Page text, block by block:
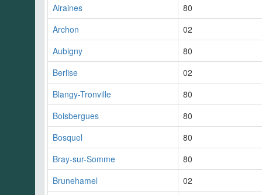
Airaines
80
Archon
02
Aubigny
80
Berlise
02
Blangy-Tronville
80
Boisbergues
80
Bosquel
80
Bray-sur-Somme
80
Brunehamel
02